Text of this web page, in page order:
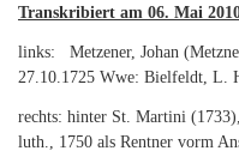
Transkribiert am 06. Mai
links: Metzener, Johan
27.10.1725 Wwe: Bielfeldt, L.
rechts: hinter St. Martini
luth., 1750 als Rentner vorm